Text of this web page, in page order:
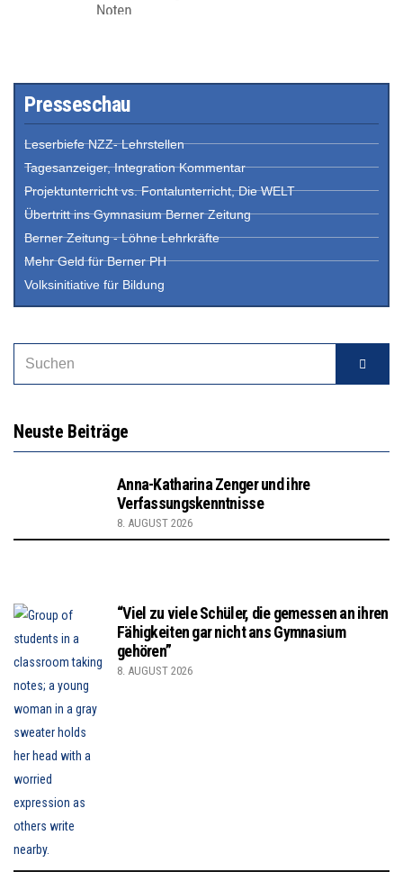
Presseschau
Leserbiefe NZZ- Lehrstellen
Tagesanzeiger, Integration Kommentar
Projektunterricht vs. Fontalunterricht, Die WELT
Übertritt ins Gymnasium Berner Zeitung
Berner Zeitung - Löhne Lehrkräfte
Mehr Geld für Berner PH
Volksinitiative für Bildung
Neuste Beiträge
Anna-Katharina Zenger und ihre
Verfassungskenntnisse
8. AUGUST 2026
“Viel zu viele Schüler, die gemessen an ihren
Fähigkeiten gar nicht ans Gymnasium
gehören”
8. AUGUST 2026